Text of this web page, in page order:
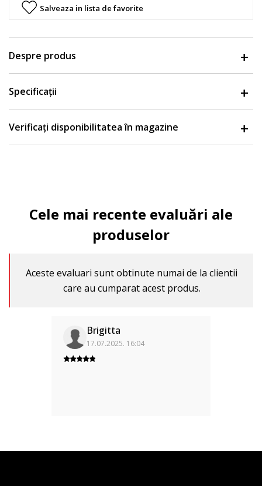
Salveaza in lista de favorite
Despre produs
Specificații
Verificați disponibilitatea în magazine
Cele mai recente evaluări ale
produselor
Aceste evaluari sunt obtinute numai de la clientii
care au cumparat acest produs.
Brigitta
17.07.2025. 16:04